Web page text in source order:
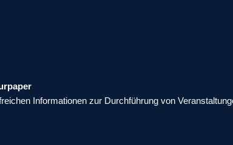
Informationen zur Durchführung von